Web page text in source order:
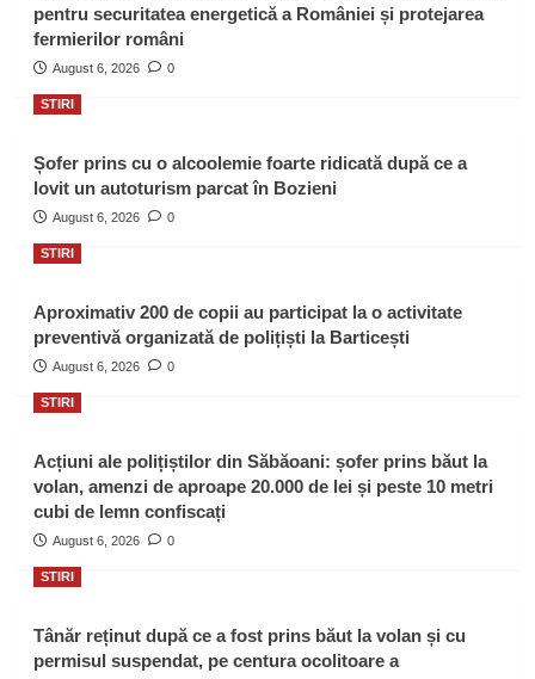
pentru securitatea energetică a României și protejarea
fermierilor români
August 6, 2026 0
STIRI
Șofer prins cu o alcoolemie foarte ridicată după ce a
lovit un autoturism parcat în Bozieni
August 6, 2026 0
STIRI
Aproximativ 200 de copii au participat la o activitate
preventivă organizată de polițiști la Barticești
August 6, 2026 0
STIRI
Acțiuni ale polițiștilor din Săbăoani: șofer prins băut la
volan, amenzi de aproape 20.000 de lei și peste 10 metri
cubi de lemn confiscați
August 6, 2026 0
STIRI
Tânăr reținut după ce a fost prins băut la volan și cu
permisul suspendat, pe centura ocolitoare a